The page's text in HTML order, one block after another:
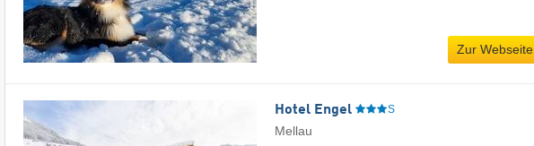
Zur Webseite
Hotel Engel S
Mellau